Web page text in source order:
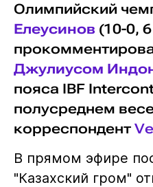
Олимпийский
Елеусинов (10-0,
Джулиусом
пояса IBF
полусреднем
корреспондент
В прямом эфире
"Казахский гром"